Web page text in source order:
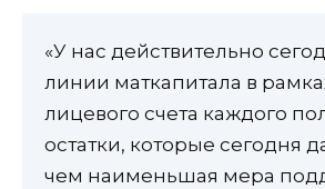
«У нас действительно
линии маткапитала в
лицевого счета каждого
остатки, которые сегодня
чем наименьшая мера